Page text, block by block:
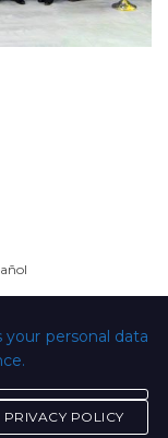
la Universidad
your personal data
PRIVACY POLICY